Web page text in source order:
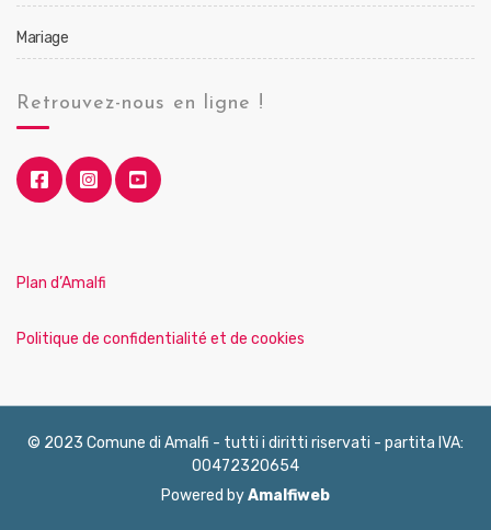
Mariage
Retrouvez-nous en ligne !
Plan d’Amalfi
Politique de confidentialité et de cookies
© 2023 Comune di Amalfi - tutti i diritti riservati - partita IVA:
00472320654
Powered byAmalfiweb